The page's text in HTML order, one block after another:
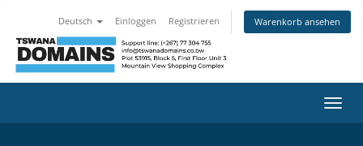
Deutsch Einloggen Registrieren Warenkorb ansehen
ein-/